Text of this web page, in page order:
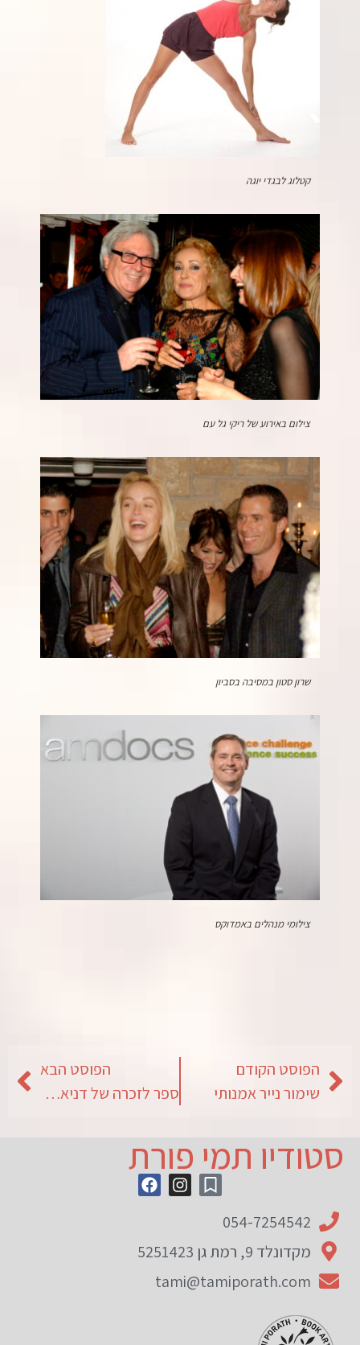
קטלוג לבגדי יוגה
צילום באירוע של ריקי גל עם
שרון סטון במסיבה בסביון
צילומי מנהלים באמדוקס
הפוסט הקודם
שימור נייר אמנותי
הפוסט הבא
ספר לזכרה של דניאלה להבי
סטודיו תמי פורת
054-7254542
מקדונלד 9, רמת גן 5251423
tami@tamiporath.com